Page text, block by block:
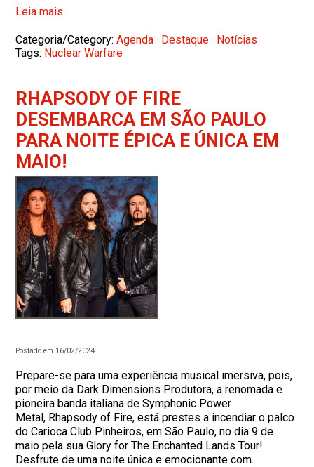
Leia mais
Categoria/Category:Agenda · Destaque · Notícias
Tags: Nuclear Warfare
RHAPSODY OF FIRE
DESEMBARCA EM SÃO PAULO
PARA NOITE ÉPICA E ÚNICA EM
MAIO!
Postado em 16/02/2024
Prepare-se para uma experiência musical imersiva, pois,
por meio da Dark Dimensions Produtora, a renomada e
pioneira banda italiana de Symphonic Power
Metal, Rhapsody of Fire, está prestes a incendiar o palco
do Carioca Club Pinheiros, em São Paulo, no dia 9 de
maio pela sua Glory for The Enchanted Lands Tour!
Desfrute de uma noite única e emocionante com...